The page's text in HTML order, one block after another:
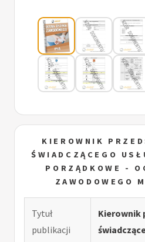
KIEROWNIK
ŚWIADCZĄCEGO
PORZĄDKOWE -
ZAWODOWEGO
Tytuł
publikacji
Kierownik